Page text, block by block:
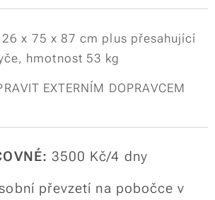
x 75 x 87 cm plus přesahující
hmotnost 53 kg
EXTERNÍM DOPRAVCEM
3500 Kč/4 dny
převzetí na pobočce v